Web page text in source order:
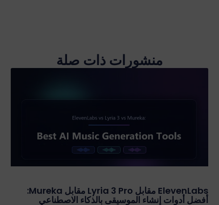
منشورات ذات صلة
ElevenLabs مقابل Lyria 3 Pro مقابل Mureka:
أفضل أدوات إنشاء الموسيقى بالذكاء الاصطناعي